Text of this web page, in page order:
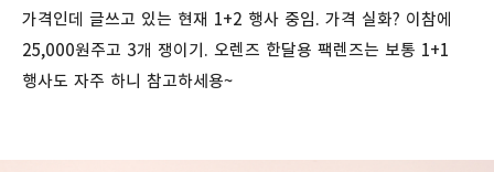
가격인데 글쓰고 있는 현재 1+2 행사 중임. 가격 실화? 이참에
25,000원주고 3개 쟁이기. 오렌즈 한달용 팩렌즈는 보통 1+1
행사도 자주 하니 참고하세용~